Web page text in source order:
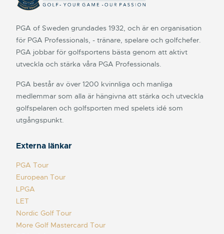
PGA of Sweden grundades 1932, och är en organisation
för PGA Professionals, - tränare, spelare och golfchefer.
PGA jobbar för golfsportens bästa genom att aktivt
utveckla och stärka våra PGA Professionals.
PGA består av över 1200 kvinnliga och manliga
medlemmar som alla är hängivna att stärka och utveckla
golfspelaren och golfsporten med spelets idé som
utgångspunkt.
Externa länkar
PGA Tour
European Tour
LPGA
LET
Nordic Golf Tour
More Golf Mastercard Tour